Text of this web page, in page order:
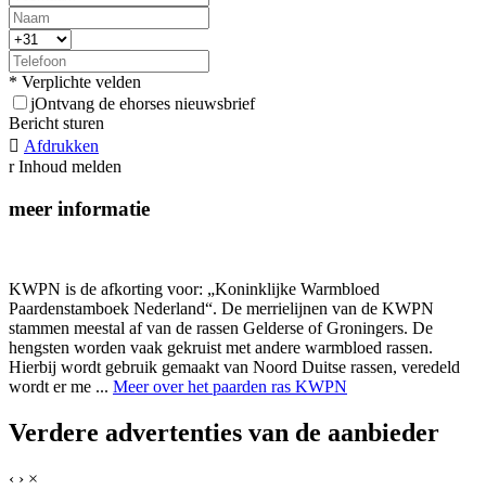
* Verplichte velden
jOntvang de ehorses nieuwsbrief
Bericht sturen
 Afdrukken
r Inhoud melden
meer informatie
KWPN is de afkorting voor: „Koninklijke Warmbloed
Paardenstamboek Nederland“. De merrielijnen van de KWPN
stammen meestal af van de rassen Gelderse of Groningers. De
hengsten worden vaak gekruist met andere warmbloed rassen.
Hierbij wordt gebruik gemaakt van Noord Duitse rassen, veredeld
wordt er me ... Meer over het paarden ras KWPN
Verdere advertenties van de aanbieder
‹ › ×